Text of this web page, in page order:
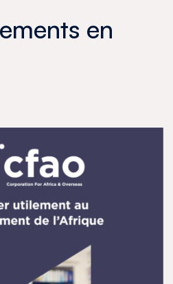
en